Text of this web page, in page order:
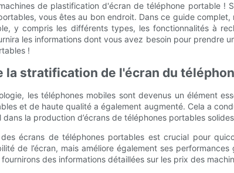
de plastification d'écran de téléphone portable !
vous êtes au bon endroit. Dans ce guide
y compris les différents types, les fonctionnalités à
les informations dont vous avez besoin pour prendre
!
la stratification de l'écran du
les téléphones mobiles sont devenus un élément
et de haute qualité a également augmenté. Cela a
la production d’écrans de téléphones portables
écrans de téléphones portables est crucial pour
de l’écran, mais améliore également ses
des informations détaillées sur les prix des